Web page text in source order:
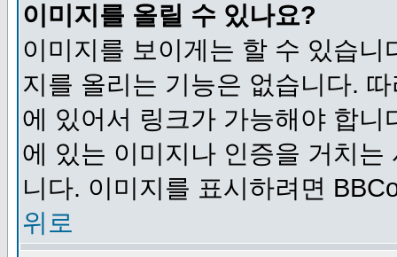
이미지를 올릴 수 있나요?
이미지를 보이게는 할 수 있습
지를 올리는 기능은 없습니다.
에 있어서 링크가 가능해야 합
에 있는 이미지나 인증을 거치
니다. 이미지를 표시하려면
위로